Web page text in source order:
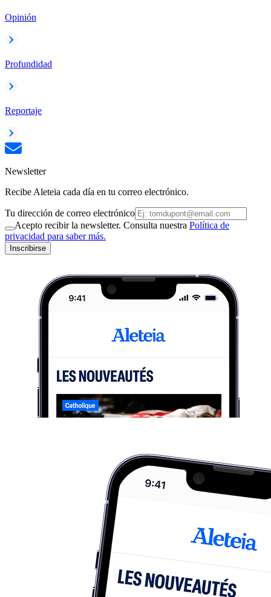
Opinión
Profundidad
Reportaje
Newsletter
Recibe Aleteia cada día en tu correo electrónico.
Tu dirección de correo electrónico
Acepto recibir la newsletter. Consulta nuestra Política de
privacidad para saber más.
Inscribirse